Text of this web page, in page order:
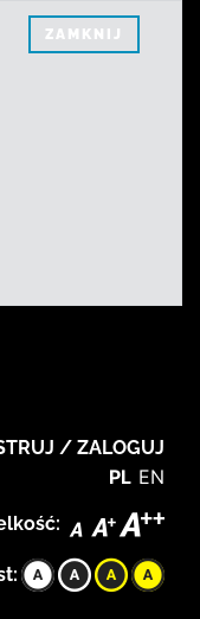
ZAMKNIJ
/ ZALOGUJ
PL EN